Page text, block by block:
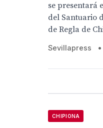
se presentará
del Santuario
de Regla de
Sevillapress •
CHIPIONA